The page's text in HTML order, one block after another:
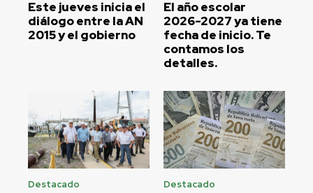
Este jueves inicia el
diálogo entre la AN
2015 y el gobierno
El año escolar
2026-2027 ya tiene
fecha de inicio. Te
contamos los
detalles.
Destacado Destacado